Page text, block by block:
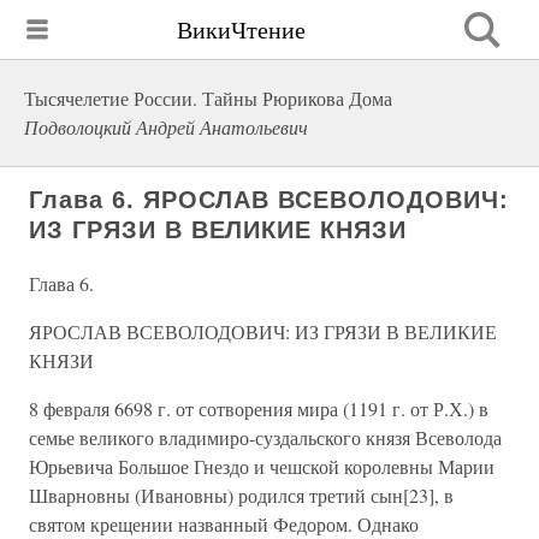
ВикиЧтение
Тысячелетие России. Тайны Рюрикова Дома
Подволоцкий Андрей Анатольевич
Глава 6. ЯРОСЛАВ ВСЕВОЛОДОВИЧ:
ИЗ ГРЯЗИ В ВЕЛИКИЕ КНЯЗИ
Глава 6.
ЯРОСЛАВ ВСЕВОЛОДОВИЧ: ИЗ ГРЯЗИ В ВЕЛИКИЕ
КНЯЗИ
8 февраля 6698 г. от сотворения мира (1191 г. от Р.Х.) в
семье великого владимиро-суздальского князя Всеволода
Юрьевича Большое Гнездо и чешской королевны Марии
Шварновны (Ивановны) родился третий сын[23], в
святом крещении названный Федором. Однако